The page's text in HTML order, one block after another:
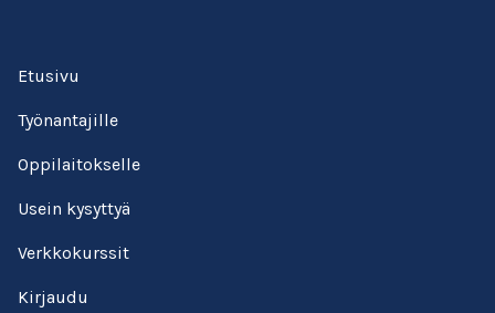
Etusivu
Työnantajille
Oppilaitokselle
Usein kysyttyä
Verkkokurssit
Kirjaudu